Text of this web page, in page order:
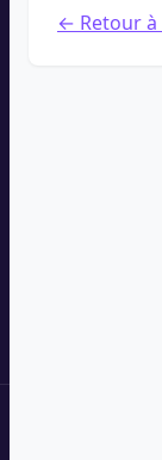
← Retour à